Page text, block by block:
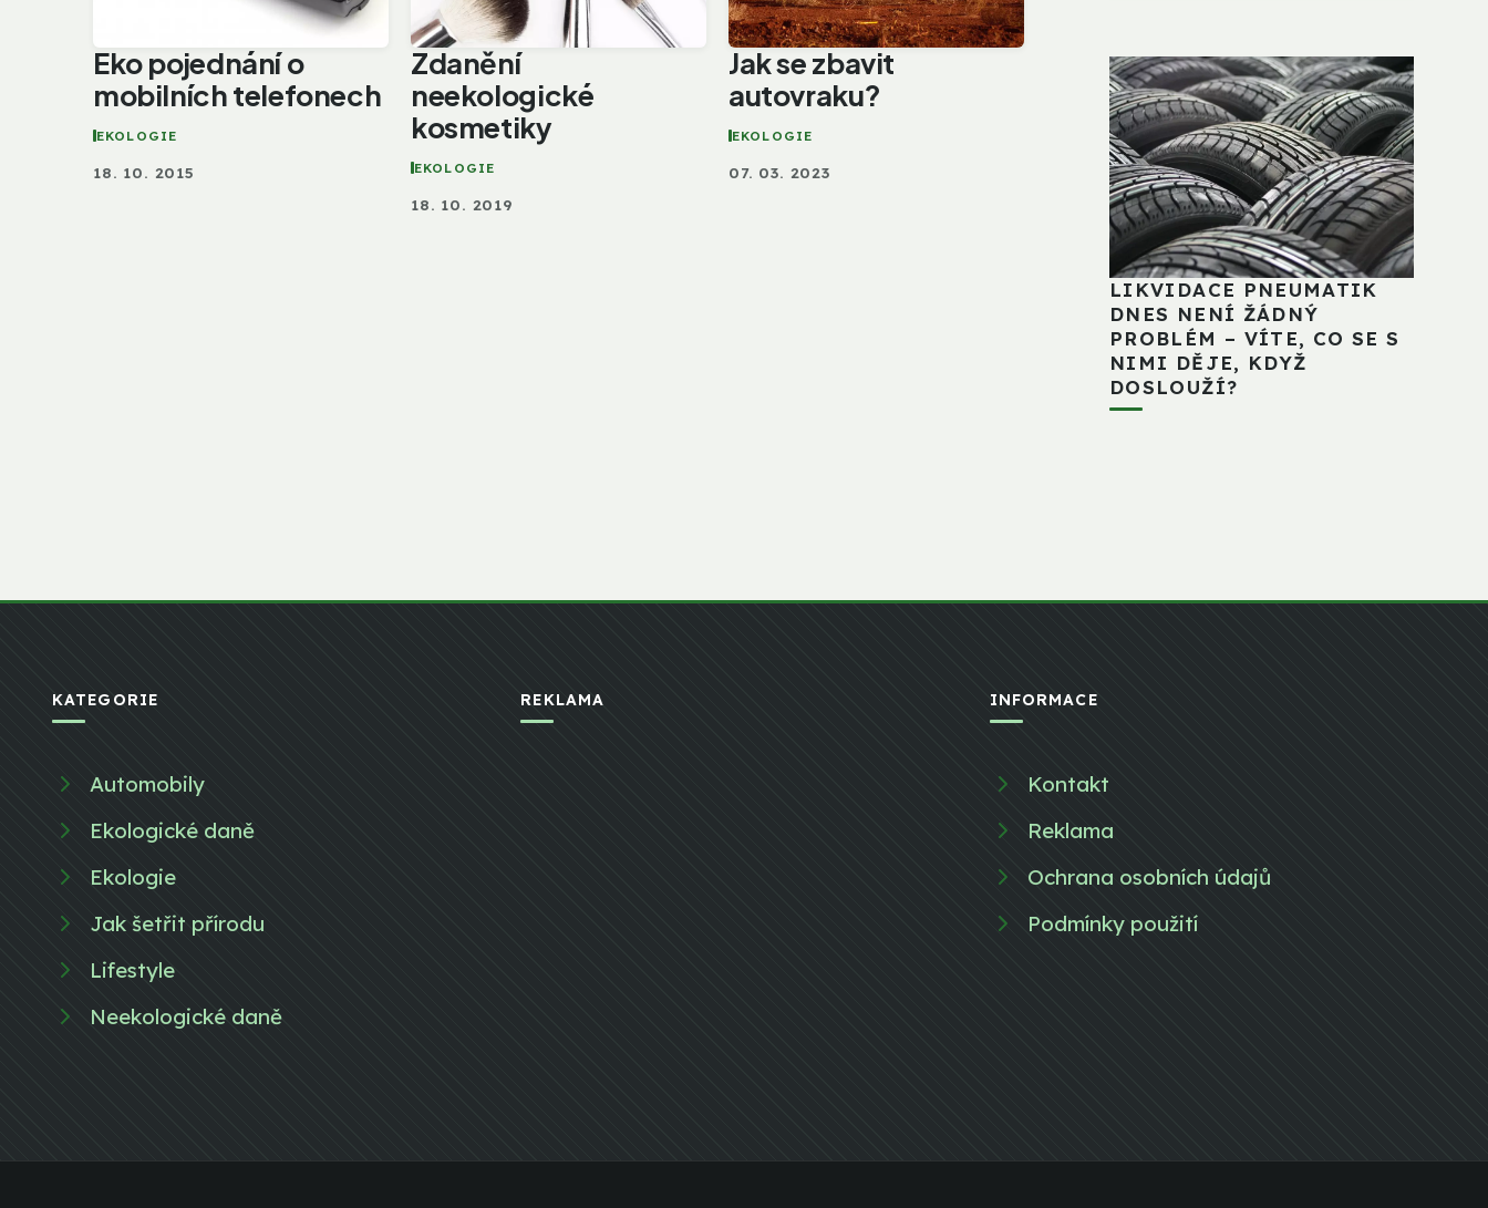
Eko pojednání o
mobilních telefonech
EKOLOGIE
18. 10. 2015
Zdanění
neekologické
kosmetiky
EKOLOGIE
18. 10. 2019
Jak se zbavit
autovraku?
EKOLOGIE
07. 03. 2023
LIKVIDACE PNEUMATIK
DNES NENÍ ŽÁDNÝ
PROBLÉM – VÍTE, CO SE S
NIMI DĚJE, KDYŽ
DOSLOUŽÍ?
KATEGORIE
Automobily
Ekologické daně
Ekologie
Jak šetřit přírodu
Lifestyle
Neekologické daně
REKLAMA INFORMACE
Kontakt
Reklama
Ochrana osobních údajů
Podmínky použití